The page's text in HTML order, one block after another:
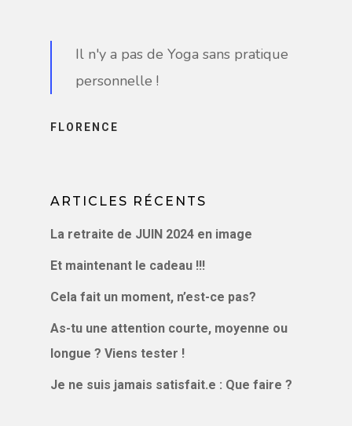
Il n'y a pas de Yoga sans pratique
personnelle !
FLORENCE
ARTICLES RÉCENTS
La retraite de JUIN 2024 en image
Et maintenant le cadeau !!!
Cela fait un moment, n’est-ce pas?
As-tu une attention courte, moyenne ou
longue ? Viens tester !
Je ne suis jamais satisfait.e : Que faire ?
EN LIGNE
VIDÉOS
PODCAST